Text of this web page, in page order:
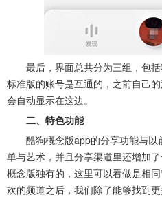
最后，界面总共分为三组，包
标准版的账号是互通的，之前自己
会自动显示在这边。
二、特色功能
酷狗概念版app的分享功能与
单与艺术，并且分享渠道里还增加
概念版独有的，这里可以看做是相
欢的频道之后，我们除了能够找到